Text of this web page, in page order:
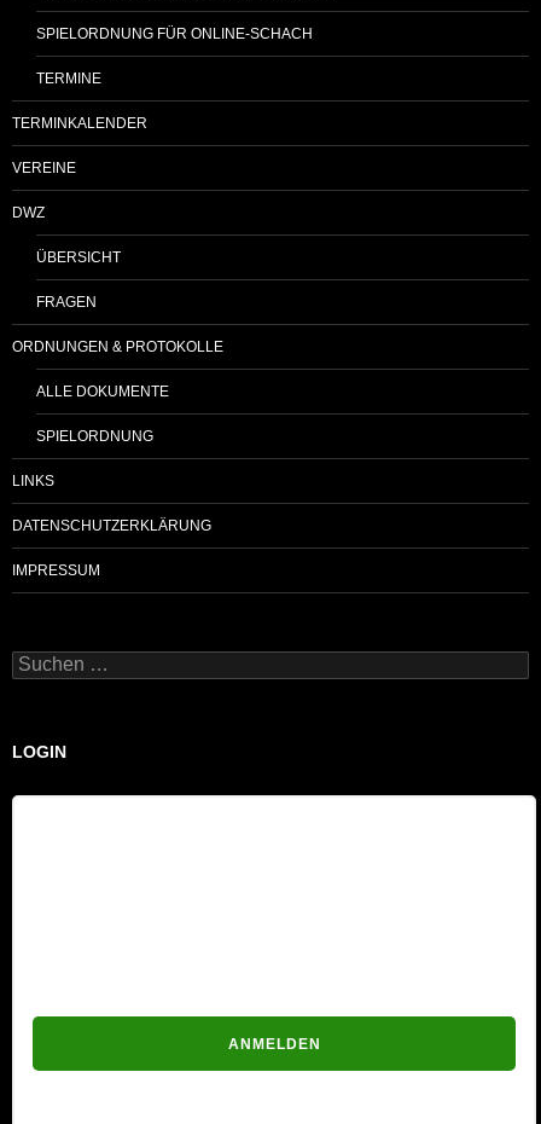
SPIELORDNUNG FÜR ONLINE-SCHACH
TERMINE
TERMINKALENDER
VEREINE
DWZ
ÜBERSICHT
FRAGEN
ORDNUNGEN & PROTOKOLLE
ALLE DOKUMENTE
SPIELORDNUNG
LINKS
DATENSCHUTZERKLÄRUNG
IMPRESSUM
Suchen
nach:
LOGIN